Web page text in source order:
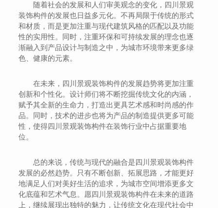
随着社会的发展和人们审美观念的变化，四川景观
装饰构件的发展也日益多元化。不再局限于传统的形式
和材质，而是更加注重与现代建筑风格的匹配以及功能
性的实用性。同时，注重环保和可持续发展的理念也逐
渐融入到产品设计与制造之中，为城市环境带来更多绿
色、健康的元素。
在未来，四川景观装饰构件的发展趋势将更加注重
创新和个性化。设计师们将不断挖掘传统文化的内涵，
赋予其全新的生命力，打造出更具艺术感和时尚感的作
品。同时，技术的进步也将为产品的制造提供更多可能
性，使得四川景观装饰构件在装饰行业中占据重要地
位。
总的来说，传统与现代的融合是四川景观装饰构件
发展的必然趋势。只有不断创新、拓展思路，才能更好
地满足人们对美好生活的追求，为城市空间增添更多文
化底蕴和艺术气息。愿四川景观装饰构件在未来的道路
上，继续展现出独特的魅力，让传统文化在现代社会中